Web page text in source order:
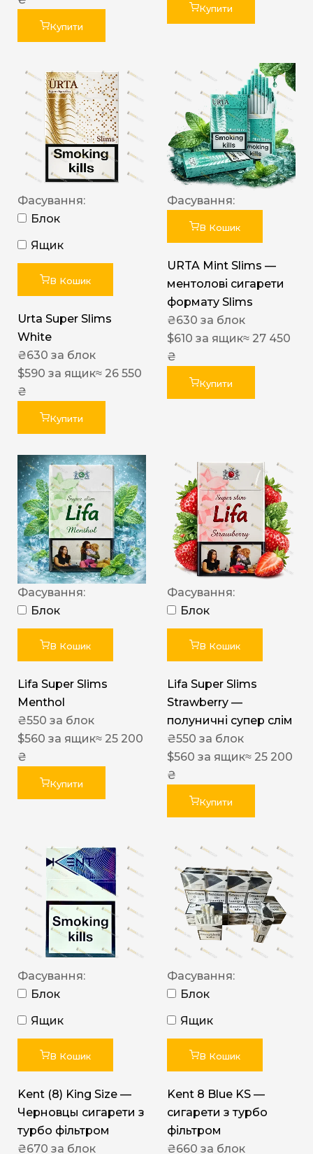
Купити
Купити
Фасування:
Блок
Ящик
В Кошик
Urta Super Slims
White
₴630 за блок
$590 за ящик≈ 26 550
₴
Купити
Фасування:
В Кошик
URTA Mint Slims —
ментолові сигарети
формату Slims
₴630 за блок
$610 за ящик≈ 27 450
₴
Купити
Фасування:
Блок
В Кошик
Lifa Super Slims
Menthol
₴550 за блок
$560 за ящик≈ 25 200
₴
Купити
Фасування:
Блок
В Кошик
Lifa Super Slims
Strawberry —
полуничні супер слім
₴550 за блок
$560 за ящик≈ 25 200
₴
Купити
Фасування:
Блок
Ящик
В Кошик
Kent (8) King Size —
Черновцы сигарети з
турбо фільтром
₴670 за блок
Фасування:
Блок
Ящик
В Кошик
Kent 8 Blue KS —
сигарети з турбо
фільтром
₴660 за блок